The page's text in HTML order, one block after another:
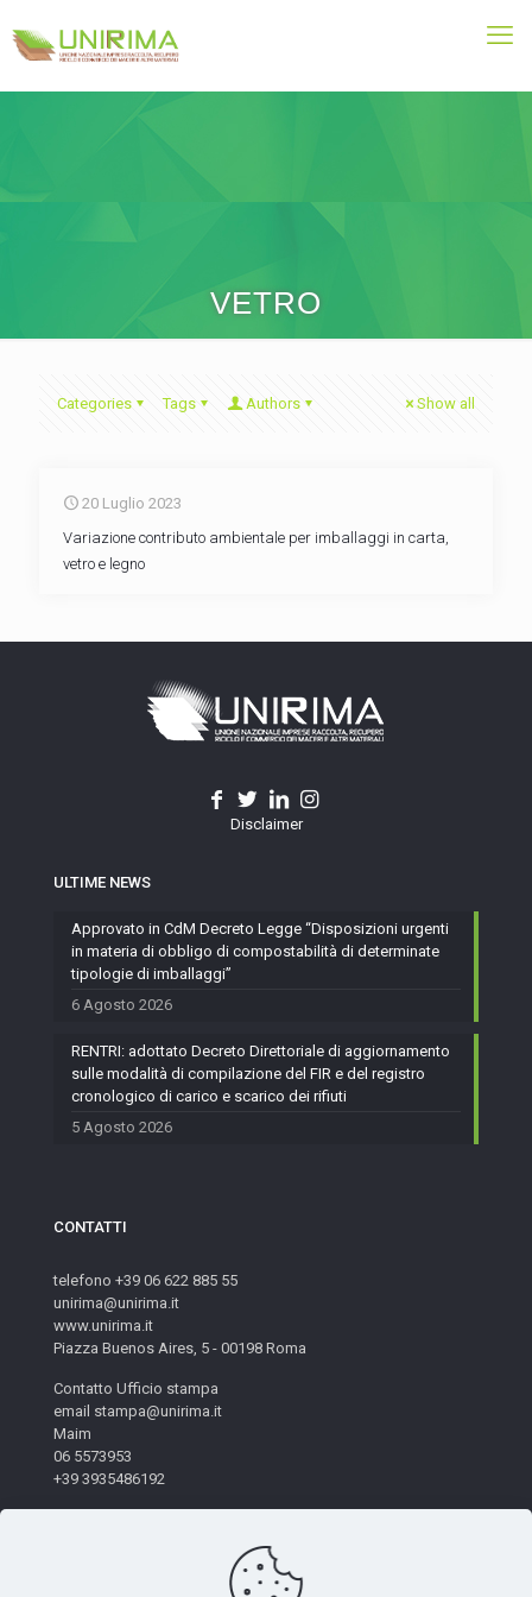
VETRO
Categories Tags Authors Show all
20 Luglio 2023
Variazione contributo ambientale per imballaggi in carta,
vetro e legno
Disclaimer
ULTIME NEWS
Approvato in CdM Decreto Legge “Disposizioni urgenti
in materia di obbligo di compostabilità di determinate
tipologie di imballaggi”
6 Agosto 2026
RENTRI: adottato Decreto Direttoriale di aggiornamento
sulle modalità di compilazione del FIR e del registro
cronologico di carico e scarico dei rifiuti
5 Agosto 2026
CONTATTI
telefono +39 06 622 885 55
unirima@unirima.it
www.unirima.it
Piazza Buenos Aires, 5 - 00198 Roma
Contatto Ufficio stampa
email stampa@unirima.it
Maim
06 5573953
+39 3935486192